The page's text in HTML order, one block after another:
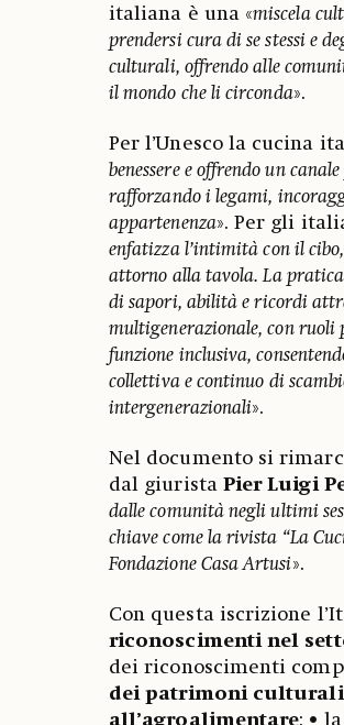
italiana è una «miscela
prendersi cura di se stessi e
culturali, offrendo alle
il mondo che li circonda».
Per l’Unesco la cucina
benessere e offrendo un
rafforzando i legami,
appartenenza». Per gli
enfatizza l’intimità con il
attorno alla tavola. La
di sapori, abilità e ricordi
multigenerazionale, con ruoli
funzione inclusiva,
collettiva e continuo di
intergenerazionali».
Nel documento si
dal giurista Pier Luigi
dalle comunità negli ultimi
chiave come la rivista “La
Fondazione Casa Artusi».
Con questa iscrizione
riconoscimenti nel
dei riconoscimenti
dei patrimoni
all’agroalimentare: •